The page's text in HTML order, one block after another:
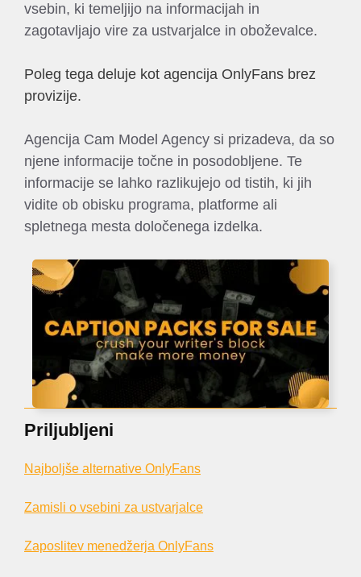
vsebin, ki temeljijo na informacijah in
zagotavljajo vire za ustvarjalce in oboževalce.
Poleg tega deluje kot agencija OnlyFans brez
provizije.
Agencija Cam Model Agency si prizadeva, da so
njene informacije točne in posodobljene. Te
informacije se lahko razlikujejo od tistih, ki jih
vidite ob obisku programa, platforme ali
spletnega mesta določenega izdelka.
Priljubljeni
Najboljše alternative OnlyFans
Zamisli o vsebini za ustvarjalce
Zaposlitev menedžerja OnlyFans